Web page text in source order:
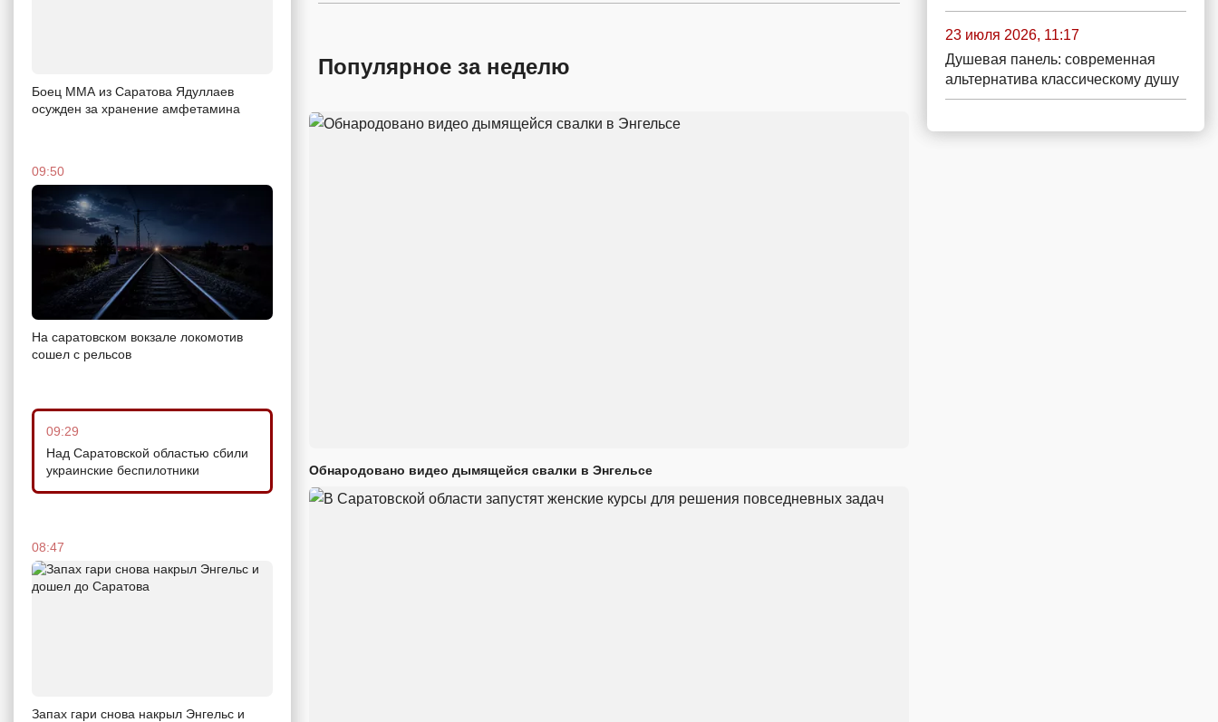
Боец ММА из Саратова Ядуллаев
осужден за хранение амфетамина
09:50
На саратовском вокзале локомотив
сошел с рельсов
09:29
Над Саратовской областью сбили
украинские беспилотники
08:47
Запах гари снова накрыл Энгельс и
Популярное за неделю
Обнародовано видео дымящейся свалки в Энгельсе
23 июля 2026, 11:17
Душевая панель: современная
альтернатива классическому душу